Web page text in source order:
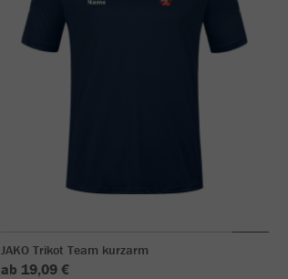
JAKO Trikot Team kurzarm
ab 19,09 €